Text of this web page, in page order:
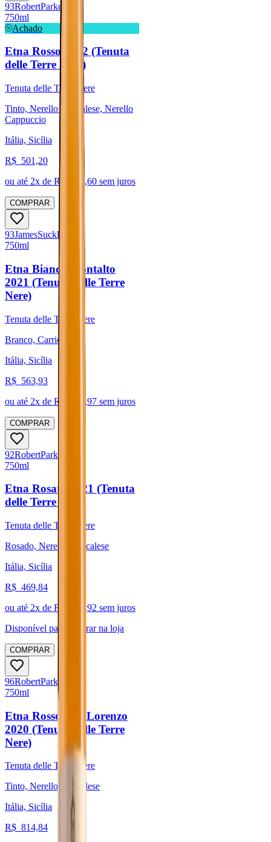
93RobertParker
750ml
Achado
Etna Rosso 2022 (Tenuta
delle Terre Nere)
Tenuta delle Terre Nere
Tinto, Nerello Mascalese, Nerello
Cappuccio
Itália, Sicília
R$ 501,20
ou até 2x de R$ 250,60 sem juros
COMPRAR
93JamesSuckling
750ml
Etna Bianco Montalto
2021 (Tenuta delle Terre
Nere)
Tenuta delle Terre Nere
Branco, Carricante
Itália, Sicília
R$ 563,93
ou até 2x de R$ 281,97 sem juros
COMPRAR
92RobertParker
750ml
Etna Rosato 2021 (Tenuta
delle Terre Nere)
Tenuta delle Terre Nere
Rosado, Nerello Mascalese
Itália, Sicília
R$ 469,84
ou até 2x de R$ 234,92 sem juros
Disponível para:
Retirar na loja
COMPRAR
96RobertParker
750ml
Etna Rosso San Lorenzo
2020 (Tenuta delle Terre
Nere)
Tenuta delle Terre Nere
Tinto, Nerello Mascalese
Itália, Sicília
R$ 814,84